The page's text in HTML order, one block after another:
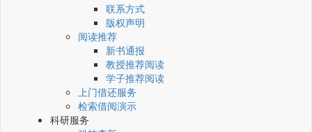
联系方式
版权声明
阅读推荐
新书通报
教授推荐阅读
学子推荐阅读
上门借还服务
检索借阅演示
科研服务